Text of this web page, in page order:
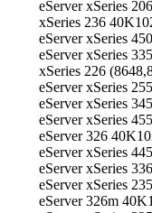
eServer xSeries
xSeries 236
eServer xSeries
eServer xSeries
xSeries 226
eServer xSeries
eServer xSeries
eServer xSeries
eServer 326
eServer xSeries
eServer xSeries
eServer xSeries
eServer 326m